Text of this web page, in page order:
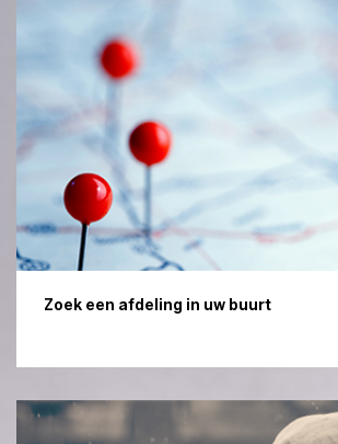
Zoek een afdeling in uw buurt